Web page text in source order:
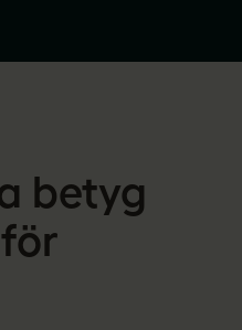
betyg